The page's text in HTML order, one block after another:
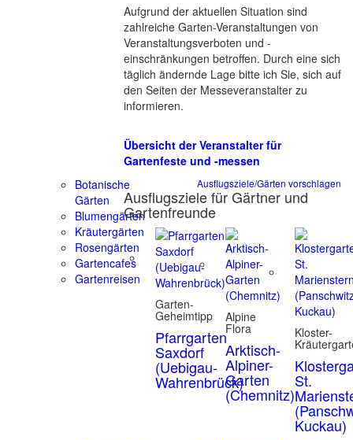
Aufgrund der aktuellen Situation sind
zahlreiche Garten-Veranstaltungen von
Veranstaltungsverboten und -
einschränkungen betroffen. Durch eine sich
täglich ändernde Lage bitte ich Sie, sich auf
den Seiten der Messeveranstalter zu
informieren.
Übersicht der Veranstalter für
Gartenfeste und -messen
Botanische
Gärten
Blumengärten
Kräutergärten
Rosengärten
Gartencafes
Gartenreisen
Ausflugsziele/Gärten vorschlagen
Ausflugsziele für Gärtner und
Gartenfreunde
Garten-
Geheimtipp
Pfarrgarten
Saxdorf
(Uebigau-
Wahrenbrück)
Alpine
Flora
Arktisch-
Alpiner-
Garten
(Chemnitz)
Kloster-
St.
Kuckau)